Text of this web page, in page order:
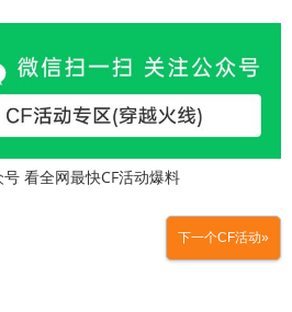
看全网最快CF活动爆料
下一个CF活动»